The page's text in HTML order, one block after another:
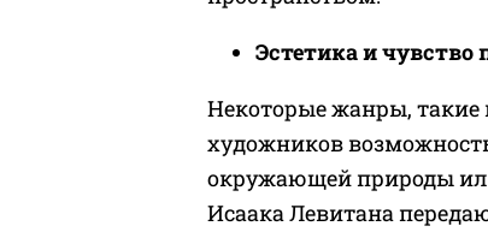
Эстетика и чувство
Некоторые жанры,
художников
окружающей природы
Исаака Левитана